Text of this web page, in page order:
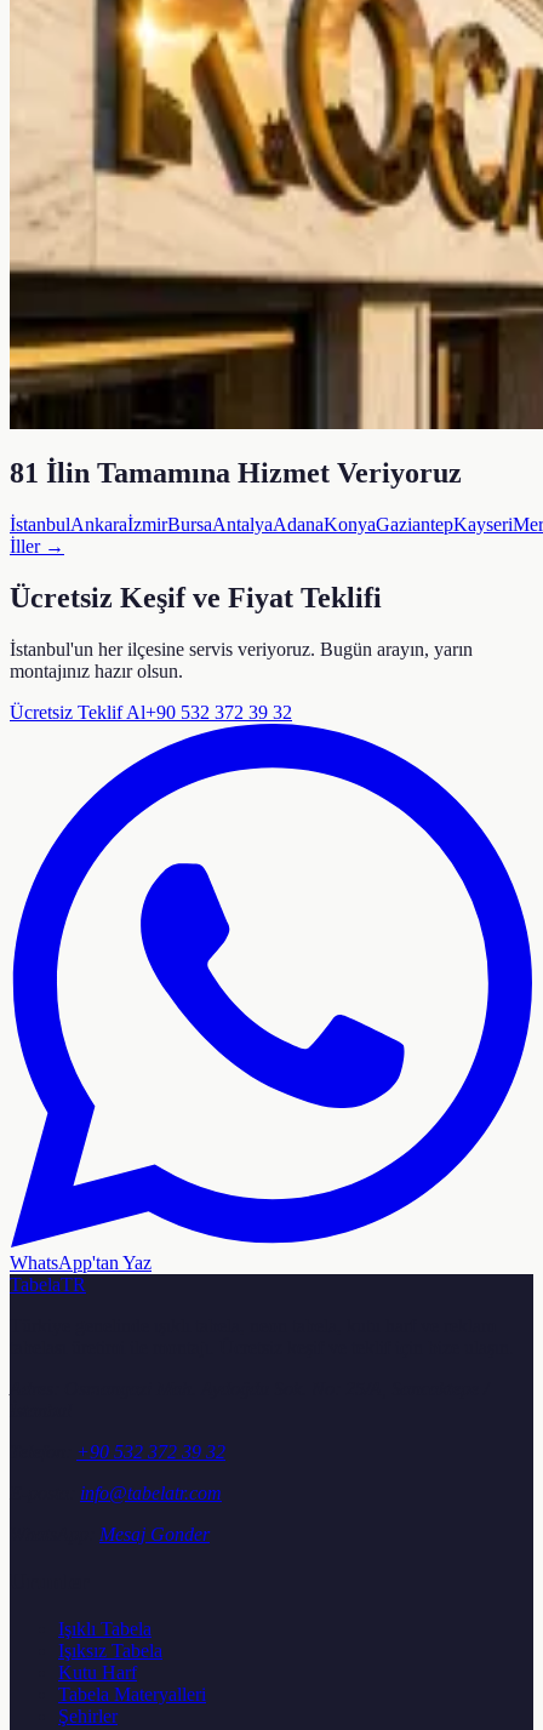
81 İlin Tamamına Hizmet Veriyoruz
İstanbulAnkaraİzmirBursaAntalyaAdanaKonyaGaziantepKayseri
İller →
Ücretsiz Keşif ve Fiyat Teklifi
İstanbul'un her ilçesine servis veriyoruz. Bugün arayın, yarın
montajınız hazır olsun.
Ücretsiz Teklif Al+90 532 372 39 32
WhatsApp'tan Yaz
TabelaTR
+90 532 372 39 32
info@tabelatr.com
Mesaj Gonder
Işıklı Tabela
Işıksız Tabela
Kutu Harf
Tabela Materyalleri
Şehirler